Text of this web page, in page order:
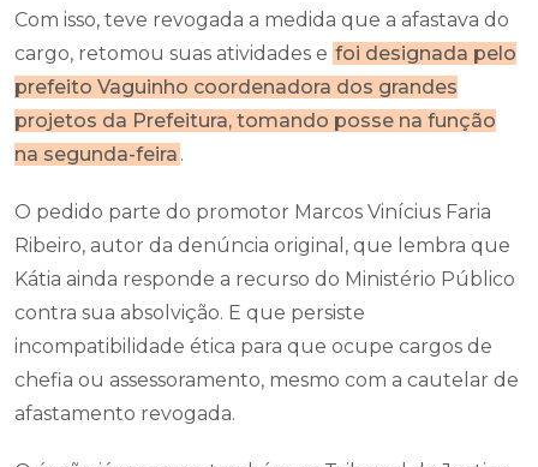
Com isso, teve revogada a medida que a afastava do
cargo, retomou suas atividades e foi designada pelo
prefeito Vaguinho coordenadora dos grandes
projetos da Prefeitura, tomando posse na função
na segunda-feira .
O pedido parte do promotor Marcos Vinícius Faria
Ribeiro, autor da denúncia original, que lembra que
Kátia ainda responde a recurso do Ministério Público
contra sua absolvição. E que persiste
incompatibilidade ética para que ocupe cargos de
chefia ou assessoramento, mesmo com a cautelar de
afastamento revogada.